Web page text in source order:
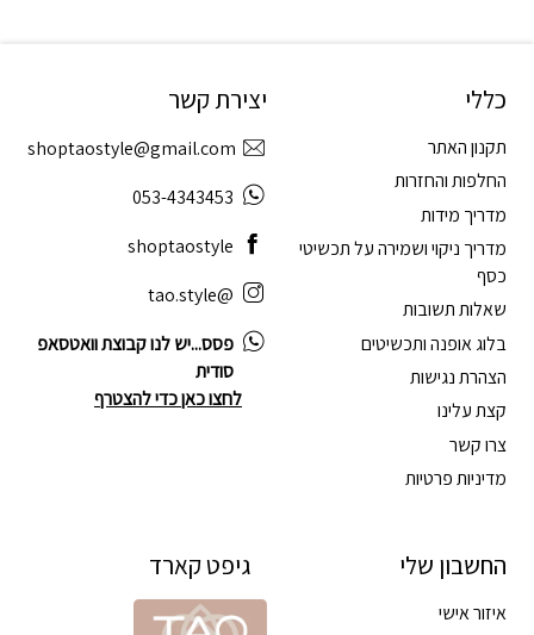
כללי
תקנון האתר
החלפות והחזרות
מדריך מידות
מדריך ניקוי ושמירה על תכשיטי
כסף
שאלות תשובות
בלוג אופנה ותכשיטים
הצהרת נגישות
קצת עלינו
צרו קשר
מדיניות פרטיות
החשבון שלי
איזור אישי
יצירת קשר
shoptaostyle@gmail.com
053-4343453
shoptaostyle
@tao.style
פסס...יש לנו קבוצת וואטסאפ
סודית
לחצו כאן כדי להצטרף
גיפט קארד